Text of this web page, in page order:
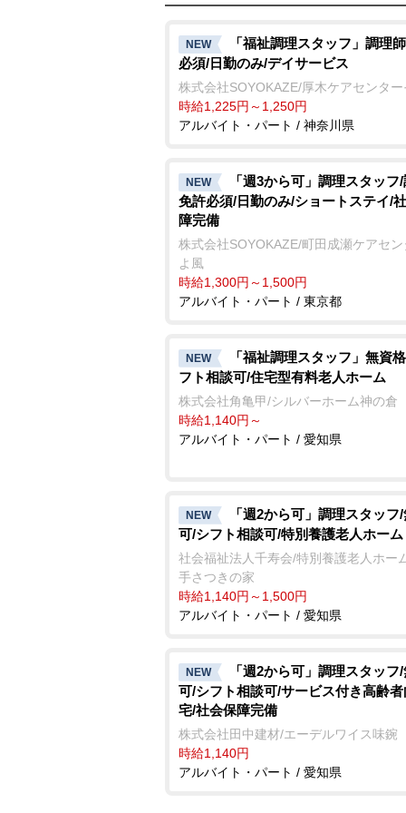
NEW
「福祉調理スタッフ」調理
必須/日勤のみ/デイサービス
株式会社SOYOKAZE/厚木ケアセンタ
時給1,225円～1,250円
アルバイト・パート / 神奈川県
NEW
「週3から可」調理スタッフ
免許必須/日勤のみ/ショートステイ/
障完備
株式会社SOYOKAZE/町田成瀬ケアセ
よ風
時給1,300円～1,500円
アルバイト・パート / 東京都
NEW
「福祉調理スタッフ」無資
フト相談可/住宅型有料老人ホーム
株式会社角亀甲/シルバーホーム神の倉
時給1,140円～
アルバイト・パート / 愛知県
NEW
「週2から可」調理スタッフ
可/シフト相談可/特別養護老人ホーム
社会福祉法人千寿会/特別養護老人ホー
手さつきの家
時給1,140円～1,500円
アルバイト・パート / 愛知県
NEW
「週2から可」調理スタッフ
可/シフト相談可/サービス付き高齢
宅/社会保障完備
株式会社田中建材/エーデルワイス味鋺
時給1,140円
アルバイト・パート / 愛知県